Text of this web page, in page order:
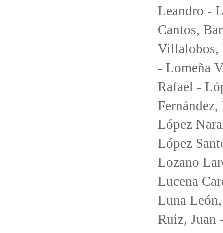
Leandro -
Cantos,
Villalobos,
- Lomeña
Rafael -
López
López
Lozano
Lucena
Luna
Ruiz, Juan